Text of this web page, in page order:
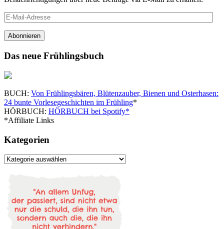
E-
Mail-
Adresse
Abonnieren
Das neue Frühlingsbuch
BUCH: Von Frühlingsbären, Blütenzauber, Bienen und Osterhasen:
24 bunte Vorlesegeschichten im Frühling*
HÖRBUCH: HÖRBUCH bei Spotify*
*Affiliate Links
Kategorien
Kategorien